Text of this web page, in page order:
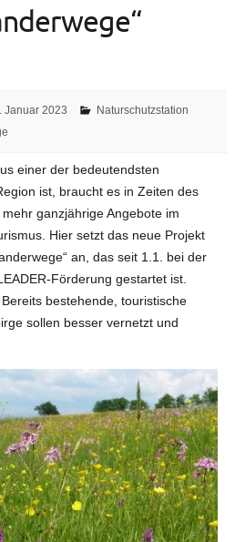
Januar 2023
Naturschutzstation
einer der bedeutendsten
ist, braucht es in Zeiten des
ganzjährige Angebote im
Hier setzt das neue Projekt
an, das seit 1.1. bei der
Förderung gestartet ist.
bestehende, touristische
sollen besser vernetzt und